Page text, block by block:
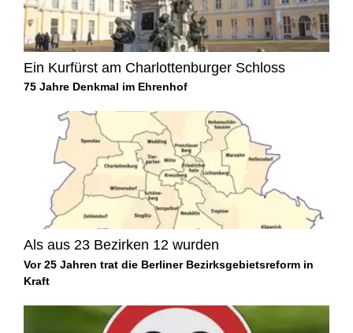
Ein Kurfürst am Charlottenburger Schloss
75 Jahre Denkmal im Ehrenhof
Als aus 23 Bezirken 12 wurden
Vor 25 Jahren trat die Berliner Bezirksgebietsreform in
Kraft